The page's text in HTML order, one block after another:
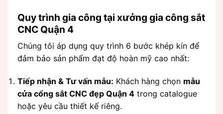
Quy trình gia công tại xưởng gia công sắt
CNC Quận 4
Chúng tôi áp dụng quy trình 6 bước khép kín để
đảm bảo sản phẩm đạt độ hoàn mỹ cao nhất:
Tiếp nhận & Tư vấn mẫu: Khách hàng chọn mẫu
cửa cổng sắt CNC đẹp Quận 4 trong catalogue
hoặc yêu cầu thiết kế riêng.